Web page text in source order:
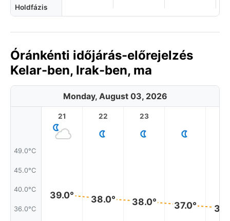
Holdfázis
Óránkénti időjárás-előrejelzés
Kelar-ben, Irak-ben, ma
Monday, August 03, 2026
49.0°C
45.0°C
40.0°C
36.0°C
21
39.0°
22
38.0°
23
38.0° 37.0°